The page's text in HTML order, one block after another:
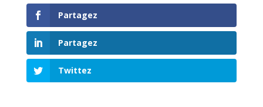
Partagez
Partagez
Twittez